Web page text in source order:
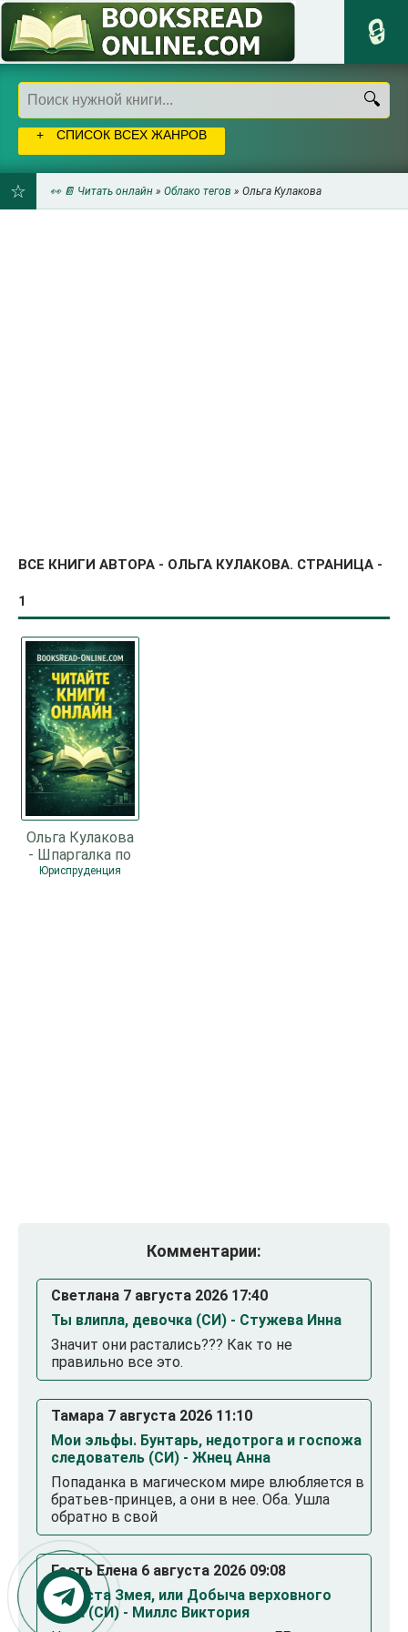
СПИСОК ВСЕХ ЖАНРОВ
👀 📔 Читать онлайн » Облако тегов » Ольга Кулакова
ВСЕ КНИГИ АВТОРА - ОЛЬГА КУЛАКОВА. СТРАНИЦА -
1
Ольга Кулакова
- Шпаргалка по
экологическому
Юриспруденция
Комментарии:
Светлана 7 августа 2026 17:40
Ты влипла, девочка (СИ) - Стужева Инна
Значит они растались??? Как то не
правильно все это.
Тамара 7 августа 2026 11:10
Мои эльфы. Бунтарь, недотрога и госпожа
следователь (СИ) - Жнец Анна
Попаданка в магическом мире влюбляется в
братьев-принцев, а они в нее. Оба. Ушла
обратно в свой
Гость Елена 6 августа 2026 09:08
Невеста Змея, или Добыча верховного
Нага (СИ) - Миллс Виктория